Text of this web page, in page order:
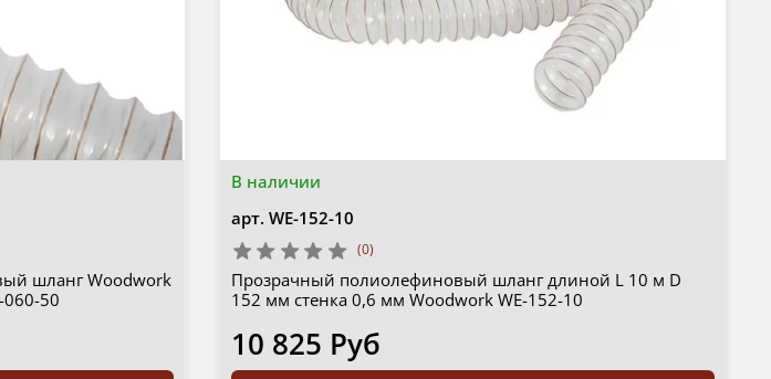
шланг Woodwork
50
В наличии
арт. WE-152-10
(0)
Прозрачный полиолефиновый шланг длиной L 10 м D
152 мм стенка 0,6 мм Woodwork WE-152-10
10 825 Руб